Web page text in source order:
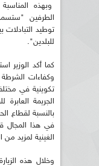
وبهذه
الطرفين "ستسمح
توطيد التبادلات
للبلدين".
كما أكد الوزير
وكفاءات
تكوينية في
الجريمة
بالنسبة لقطاع
في هذا المجال
الغينية لمزيد من
وخلال هذه